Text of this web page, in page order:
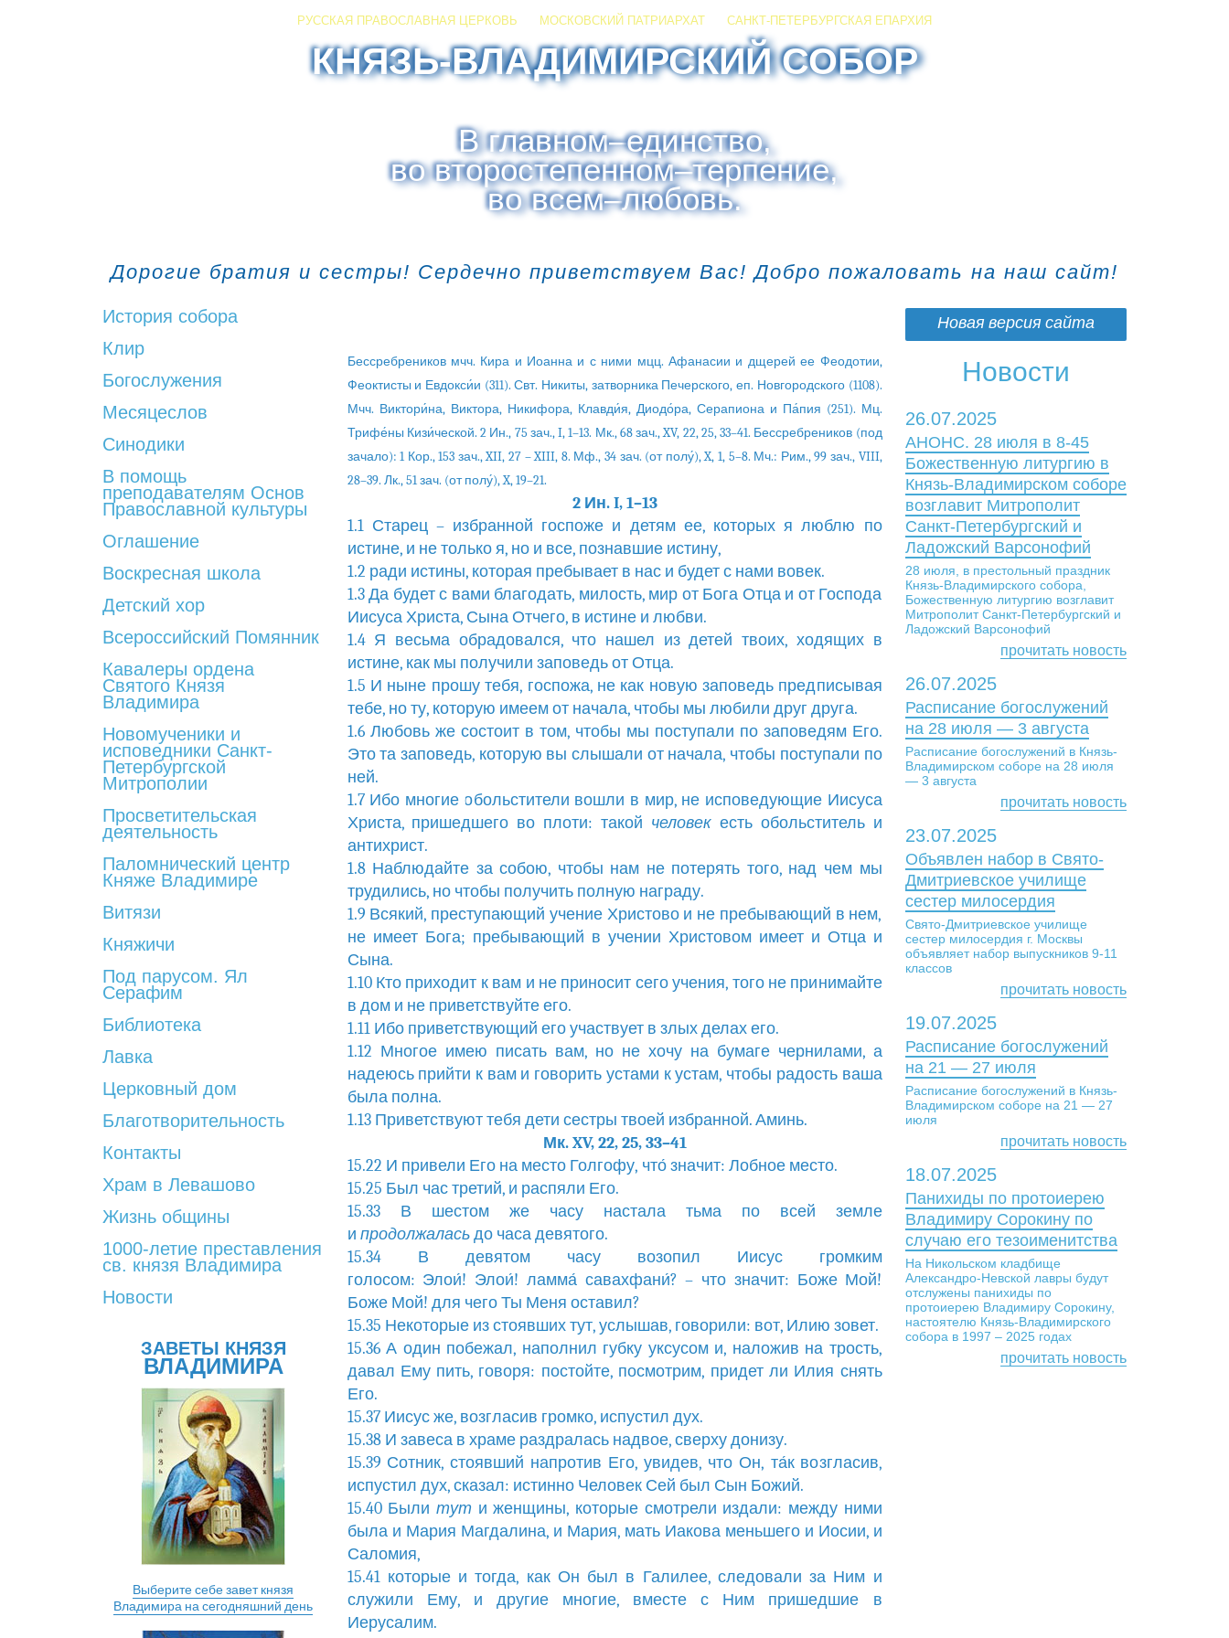
РУССКАЯ ПРАВОСЛАВНАЯ ЦЕРКОВЬ МОСКОВСКИЙ ПАТРИАРХАТ САНКТ-ПЕТЕРБУРГСКАЯ ЕПАРХИЯ
КНЯЗЬ-ВЛАДИМИРСКИЙ СОБОР
В главном–единство,
во второстепенном–терпение,
во всем–любовь.
Дорогие братия и сестры! Сердечно приветствуем Вас! Добро пожаловать на наш сайт!
История собора
Клир
Богослужения
Месяцеслов
Синодики
В помощь
преподавателям Основ
Православной культуры
Оглашение
Воскресная школа
Детский хор
Всероссийский Помянник
Кавалеры ордена
Святого Князя
Владимира
Новомученики и
исповедники Санкт-
Петербургской
Митрополии
Просветительская
деятельность
Паломнический центр
Княже Владимире
Витязи
Княжичи
Под парусом. Ял
Серафим
Библиотека
Лавка
Церковный дом
Благотворительность
Контакты
Храм в Левашово
Жизнь общины
1000-летие преставления
св. князя Владимира
Новости
ЗАВЕТЫ КНЯЗЯ
ВЛАДИМИРА
Выберите себе завет князя
Владимира на сегодняшний день
Бессребреников мчч. Кира и Иоанна и с ними мцц. Афанасии и дщерей ее Феодотии,
Феоктисты и Евдокси́и (311). Свт. Никиты, затворника Печерского, еп. Новгородского (1108).
Мчч. Виктори́на, Виктора, Никифора, Клавди́я, Диодо́ра, Серапиона и Па́пия (251). Мц.
Трифе́ны Кизи́ческой. 2 Ин., 75 зач., I, 1–13. Мк., 68 зач., XV, 22, 25, 33–41. Бессребреников (под
зачало): 1 Кор., 153 зач., XII, 27 – XIII, 8. Мф., 34 зач. (от полу́), X, 1, 5–8. Мч.: Рим., 99 зач., VIII,
28–39. Лк., 51 зач. (от полу́), X, 19–21.
2 Ин. I, 1–13
1.1 Старец – избранной госпоже и детям ее, которых я люблю по
истине, и не только я, но и все, познавшие истину,
1.2 ради истины, которая пребывает в нас и будет с нами вовек.
1.3 Да будет с вами благодать, милость, мир от Бога Отца и от Господа
Иисуса Христа, Сына Отчего, в истине и любви.
1.4 Я весьма обрадовался, что нашел из детей твоих, ходящих в
истине, как мы получили заповедь от Отца.
1.5 И ныне прошу тебя, госпожа, не как новую заповедь предписывая
тебе, но ту, которую имеем от начала, чтобы мы любили друг друга.
1.6 Любовь же состоит в том, чтобы мы поступали по заповедям Его.
Это та заповедь, которую вы слышали от начала, чтобы поступали по
ней.
1.7 Ибо многие обольстители вошли в мир, не исповедующие Иисуса
Христа, пришедшего во плоти: такой человекесть обольститель и
антихрист.
1.8 Наблюдайте за собою, чтобы нам не потерять того, над чем мы
трудились, но чтобы получить полную награду.
1.9 Всякий, преступающий учение Христово и не пребывающий в нем,
не имеет Бога; пребывающий в учении Христовом имеет и Отца и
Сына.
1.10 Кто приходит к вам и не приносит сего учения, того не принимайте
в дом и не приветствуйте его.
1.11 Ибо приветствующий его участвует в злых делах его.
1.12 Многое имею писать вам, но не хочу на бумаге чернилами, а
надеюсь прийти к вам и говорить устами к устам, чтобы радость ваша
была полна.
1.13 Приветствуют тебя дети сестры твоей избранной. Аминь.
Мк. XV, 22, 25, 33–41
15.22 И привели Его на место Голгофу, что́ значит: Лобное место.
15.25 Был час третий, и распяли Его.
15.33 В шестом же часу настала тьма по всей земле
и продолжаласьдо часа девятого.
15.34 В девятом часу возопил Иисус громким
голосом: Элои́! Элои́! ламма́ савахфани́? – что значит: Боже Мой!
Боже Мой! для чего Ты Меня оставил?
15.35 Некоторые из стоявших тут, услышав, говорили: вот, Илию зовет.
15.36 А один побежал, наполнил губку уксусом и, наложив на трость,
давал Ему пить, говоря: постойте, посмотрим, придет ли Илия снять
Его.
15.37 Иисус же, возгласив громко, испустил дух.
15.38 И завеса в храме раздралась надвое, сверху донизу.
15.39 Сотник, стоявший напротив Его, увидев, что Он, та́к возгласив,
испустил дух, сказал: истинно Человек Сей был Сын Божий.
15.40 Были тути женщины, которые смотрели издали: между ними
была и Мария Магдалина, и Мария, мать Иакова меньшего и Иосии, и
Саломия,
15.41 которые и тогда, как Он был в Галилее, следовали за Ним и
служили Ему, и другие многие, вместе с Ним пришедшие в
Иерусалим.
Новая версия сайта
Новости
26.07.2025
АНОНС. 28 июля в 8-45
Божественную литургию в
Князь-Владимирском соборе
возглавит Митрополит
Санкт-Петербургский и
Ладожский Варсонофий
28 июля, в престольный праздник
Князь-Владимирского собора,
Божественную литургию возглавит
Митрополит Санкт-Петербургский и
Ладожский Варсонофий
прочитать новость
26.07.2025
Расписание богослужений
на 28 июля — 3 августа
Расписание богослужений в Князь-
Владимирском соборе на 28 июля
— 3 августа
прочитать новость
23.07.2025
Объявлен набор в Свято-
Дмитриевское училище
сестер милосердия
Свято-Дмитриевское училище
сестер милосердия г. Москвы
объявляет набор выпускников 9-11
классов
прочитать новость
19.07.2025
Расписание богослужений
на 21 — 27 июля
Расписание богослужений в Князь-
Владимирском соборе на 21 — 27
июля
прочитать новость
18.07.2025
Панихиды по протоиерею
Владимиру Сорокину по
случаю его тезоименитства
На Никольском кладбище
Александро-Невской лавры будут
отслужены панихиды по
протоиерею Владимиру Сорокину,
настоятелю Князь-Владимирского
собора в 1997 – 2025 годах
прочитать новость